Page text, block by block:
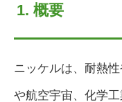
1. 概要
ニッケルは、耐熱
や航空宇宙、化学